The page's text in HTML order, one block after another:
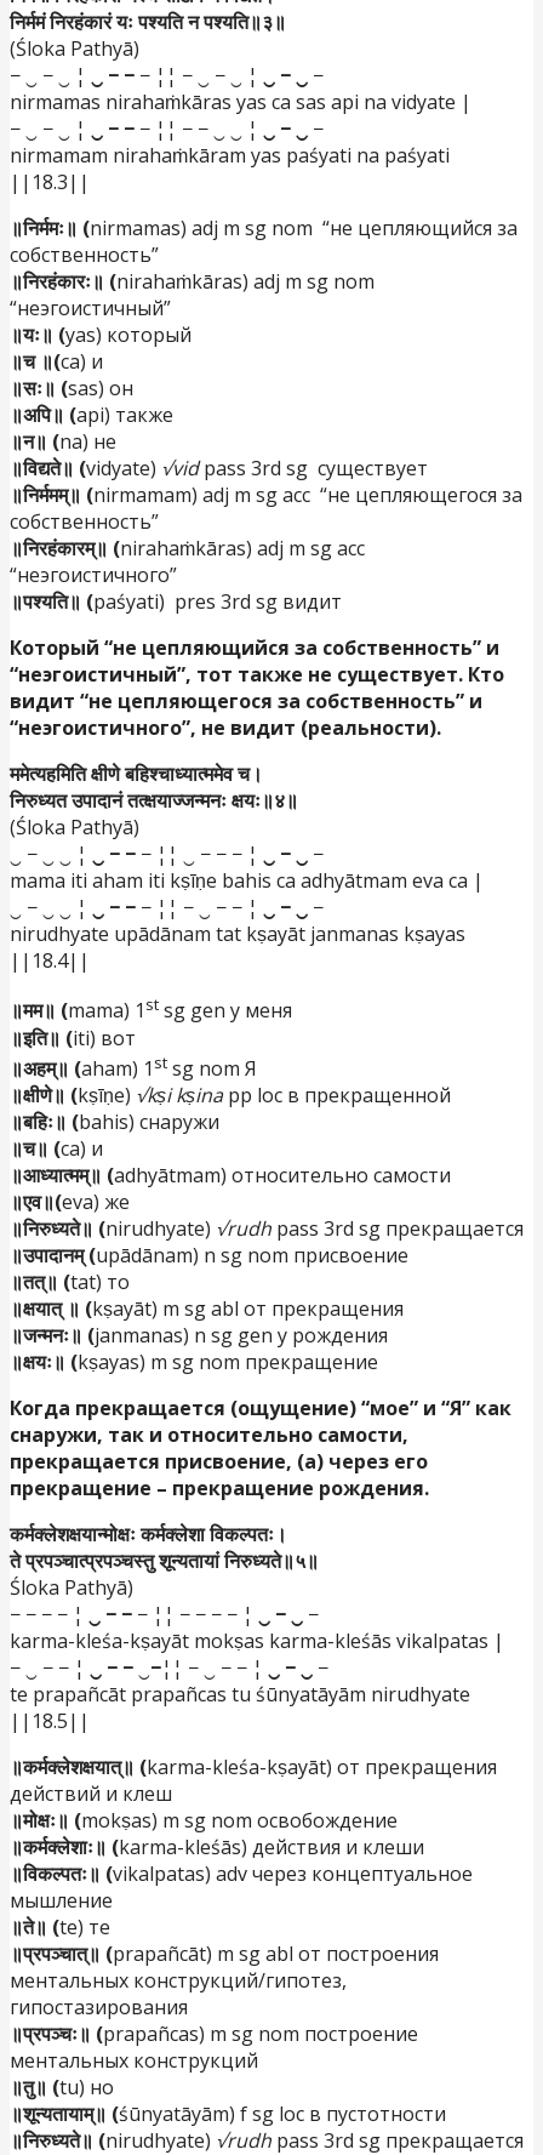
निर्ममं निरहंकारं यः पश्यति न पश्यति॥३॥
(Śloka Pathyā)
− ‿ − ‿ ¦ ‿ − − − ¦¦ − ‿ − ‿ ¦ ‿ − ‿ −
nirmamas nirahaṁkāras yas ca sas api na vidyate |
− ‿ − ‿ ¦ ‿ − − − ¦¦ − − ‿ ‿ ¦ ‿ − ‿ −
nirmamam nirahaṁkāram yas paśyati na paśyati
||18.3||
॥निर्ममः॥ (nirmamas) adj m sg nom “не цепляющийся за
собственность”
॥निरहंकारः॥ (nirahaṁkāras) adj m sg nom
“неэгоистичный”
॥यः॥ (yas) который
॥च ॥(ca) и
॥सः॥ (sas) он
॥अपि॥ (api) также
॥न॥ (na) не
॥विद्यते॥ (vidyate) √vidpass 3rd sg существует
॥निर्ममम्॥ (nirmamam) adj m sg acc “не цепляющегося за
собственность”
॥निरहंकारम्॥ (nirahaṁkāras) adj m sg acc
“неэгоистичного”
॥पश्यति॥ (paśyati) pres 3rd sg видит
Который “не цепляющийся за собственность” и
“неэгоистичный”, тот также не существует. Кто
видит “не цепляющегося за собственность” и
“неэгоистичного”, не видит (реальности).
ममेत्यहमिति क्षीणे बहिश्चाध्यात्ममेव च।
निरुध्यत उपादानं तत्क्षयाज्जन्मनः क्षयः॥४॥
(Śloka Pathyā)
‿ − ‿ ‿ ¦ ‿ − − − ¦¦ ‿ − − − ¦ ‿ − ‿ −
mama iti aham iti kṣīṇe bahis ca adhyātmam eva ca |
‿ − ‿ ‿ ¦ ‿ − − − ¦¦ − ‿ − − ¦ ‿ − ‿ −
nirudhyate upādānam tat kṣayāt janmanas kṣayas
||18.4||
॥मम॥ (mama) 1 st sg gen у меня
॥इति॥ (iti) вот
॥अहम्॥ (aham) 1 st sg nom Я
॥क्षीणे॥ (kṣīṇe) √kṣi kṣinapp loc в прекращенной
॥बहिः॥ (bahis) снаружи
॥च॥ (ca) и
॥आध्यात्मम्॥ (adhyātmam) относительно самости
॥एव॥(eva) же
॥निरुध्यते॥ (nirudhyate) √rudh pass 3rd sg прекращается
॥उपादानम् (upādānam) n sg nom присвоение
॥तत्॥ (tat) то
॥क्षयात् ॥ (kṣayāt) m sg abl от прекращения
॥जन्मनः॥ (janmanas) n sg gen у рождения
॥क्षयः॥ (kṣayas) m sg nom прекращение
Когда прекращается (ощущение) “мое” и “Я” как
снаружи, так и относительно самости,
прекращается присвоение, (а) через его
прекращение – прекращение рождения.
कर्मक्लेशक्षयान्मोक्षः कर्मक्लेशा विकल्पतः।
ते प्रपञ्चात्प्रपञ्चस्तु शून्यतायां निरुध्यते॥५॥
Śloka Pathyā)
− − − − ¦ ‿ − − − ¦¦ − − − − ¦ ‿ − ‿ −
karma-kleśa-kṣayāt mokṣas karma-kleśās vikalpatas |
− ‿ − − ¦ ‿ − − −¦¦ − ‿ − − ¦ ‿ − ‿ −
te prapañcāt prapañcas tu śūnyatāyām nirudhyate
||18.5||
॥कर्मक्लेशक्षयात्॥ (karma-kleśa-kṣayāt) от прекращения
действий и клеш
॥मोक्षः॥ (mokṣas) m sg nom освобождение
॥कर्मक्लेशाः॥ (karma-kleśās) действия и клеши
॥विकल्पतः॥ (vikalpatas) adv через концептуальное
мышление
॥ते॥ (te) те
॥प्रपञ्चात्॥ (prapañcāt) m sg abl от построения
ментальных конструкций/гипотез,
гипостазирования
॥प्रपञ्चः॥ (prapañcas) m sg nom построение
ментальных конструкций
॥तु॥ (tu) но
॥शून्यतायाम्॥ (śūnyatāyām) f sg loc в пустотности
॥निरुध्यते॥ (nirudhyate) √rudh pass 3rd sg прекращается